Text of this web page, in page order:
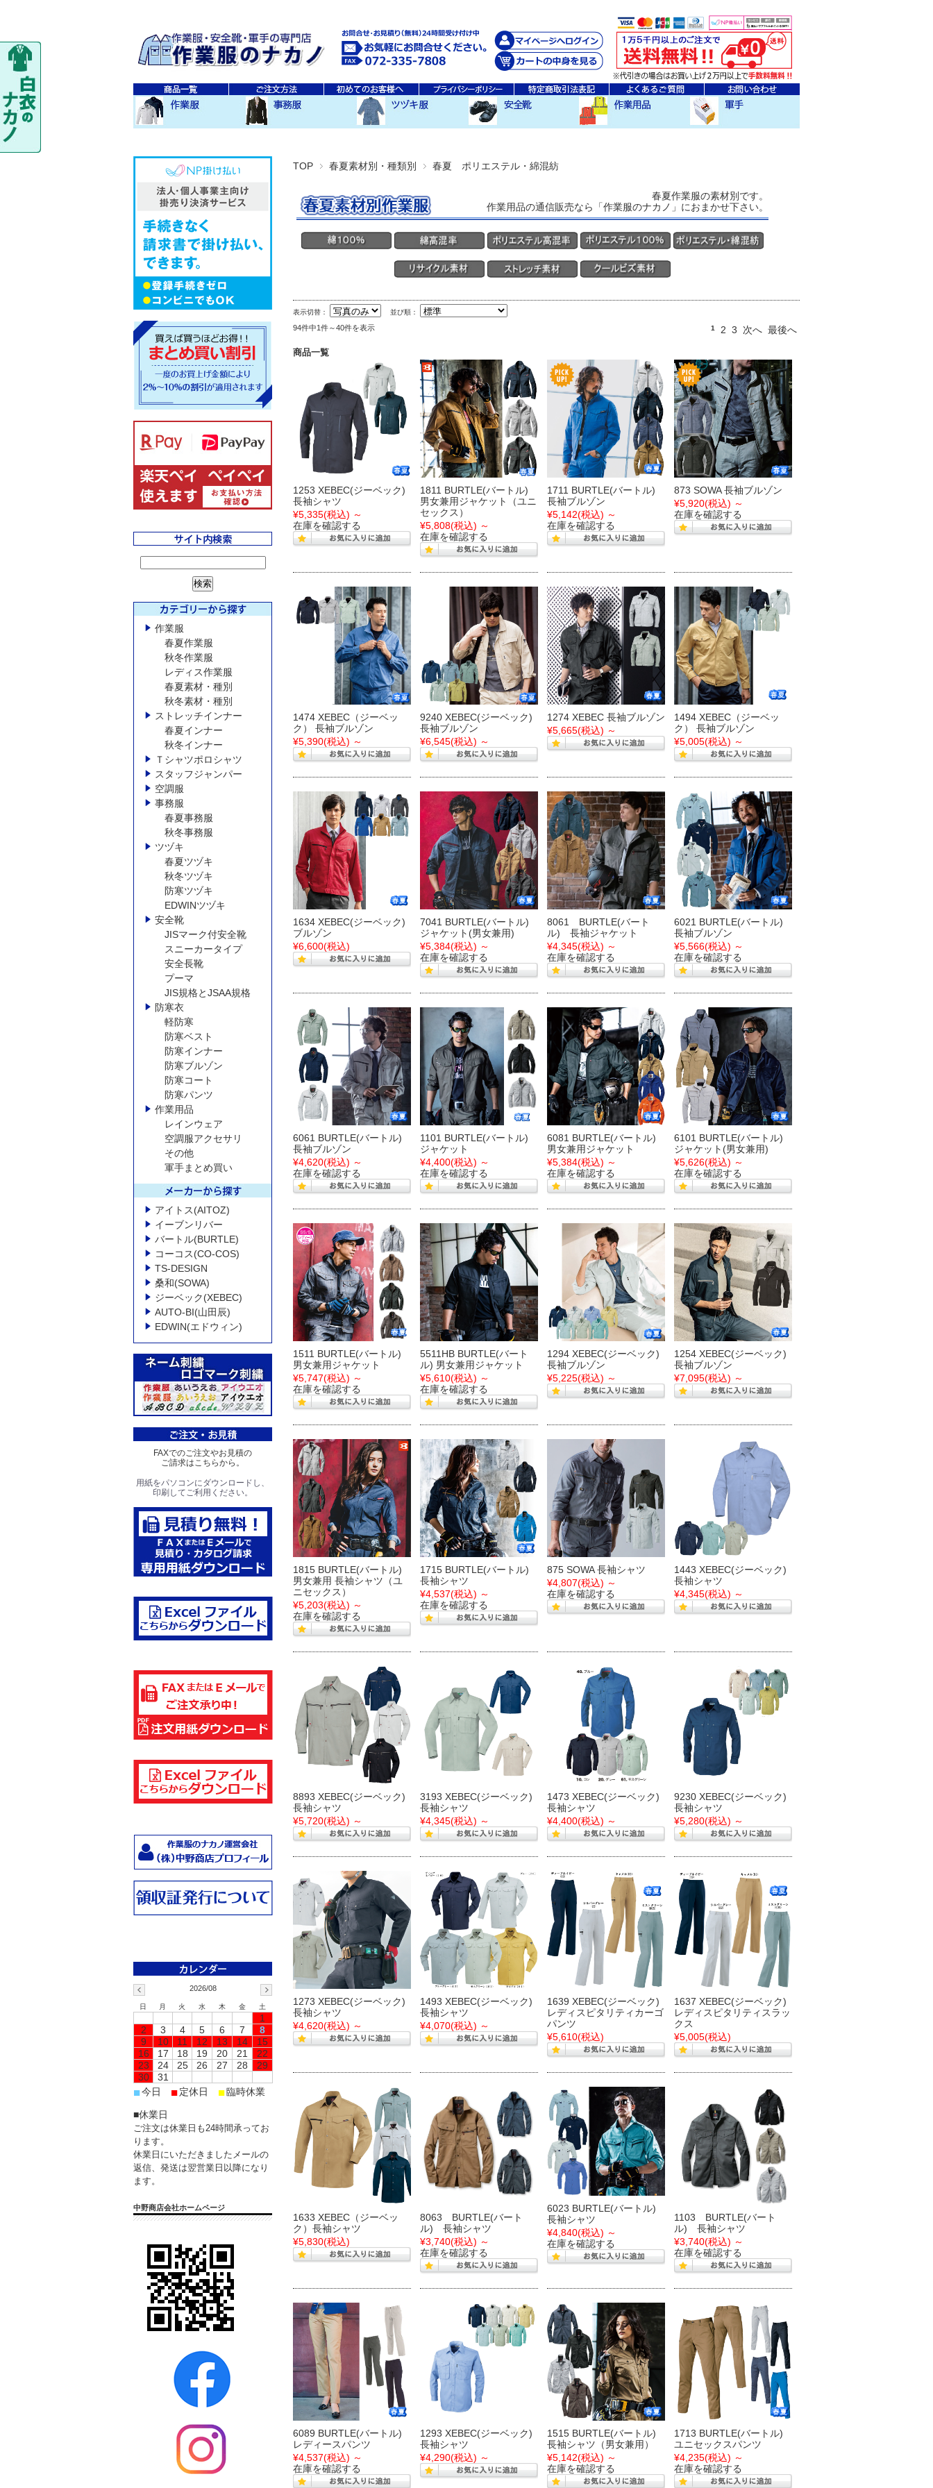
TOP 春夏素材別・種類別 春夏 ポリエステル・綿混紡
春夏作業服の素材別です。
作業用品の通信販売なら「作業服のナカノ」におまかせ下さい。
表示切替： 並び順：
94件中1件～40件を表示 1 2 3 次へ 最後へ
商品一覧
1253 XEBEC(ジーベック)
長袖シャツ
¥5,335(税込) ～
在庫を確認する
1811 BURTLE(バートル)
男女兼用ジャケット（ユニ
セックス）
¥5,808(税込) ～
在庫を確認する
1711 BURTLE(バートル)
長袖ブルゾン
¥5,142(税込) ～
在庫を確認する
873 SOWA 長袖ブルゾン
¥5,920(税込) ～
在庫を確認する
1474 XEBEC（ジーベッ
ク） 長袖ブルゾン
¥5,390(税込) ～
9240 XEBEC(ジーベック)
長袖ブルゾン
¥6,545(税込) ～
1274 XEBEC 長袖ブルゾン
¥5,665(税込) ～
1494 XEBEC（ジーベッ
ク） 長袖ブルゾン
¥5,005(税込) ～
1634 XEBEC(ジーベック)
ブルゾン
¥6,600(税込)
7041 BURTLE(バートル)
ジャケット(男女兼用)
¥5,384(税込) ～
在庫を確認する
8061 BURTLE(バート
ル) 長袖ジャケット
¥4,345(税込) ～
在庫を確認する
6021 BURTLE(バートル)
長袖ブルゾン
¥5,566(税込) ～
在庫を確認する
6061 BURTLE(バートル)
長袖ブルゾン
¥4,620(税込) ～
在庫を確認する
1101 BURTLE(バートル)
ジャケット
¥4,400(税込) ～
在庫を確認する
6081 BURTLE(バートル)
男女兼用ジャケット
¥5,384(税込) ～
在庫を確認する
6101 BURTLE(バートル)
ジャケット(男女兼用)
¥5,626(税込) ～
在庫を確認する
1511 BURTLE(バートル)
男女兼用ジャケット
¥5,747(税込) ～
在庫を確認する
5511HB BURTLE(バート
ル) 男女兼用ジャケット
¥5,610(税込) ～
在庫を確認する
1294 XEBEC(ジーベック)
長袖ブルゾン
¥5,225(税込) ～
1254 XEBEC(ジーベック)
長袖ブルゾン
¥7,095(税込) ～
1815 BURTLE(バートル)
男女兼用 長袖シャツ（ユ
ニセックス）
¥5,203(税込) ～
在庫を確認する
1715 BURTLE(バートル)
長袖シャツ
¥4,537(税込) ～
在庫を確認する
875 SOWA 長袖シャツ
¥4,807(税込) ～
在庫を確認する
1443 XEBEC(ジーベック)
長袖シャツ
¥4,345(税込) ～
8893 XEBEC(ジーベック)
長袖シャツ
¥5,720(税込) ～
3193 XEBEC(ジーベック)
長袖シャツ
¥4,345(税込) ～
1473 XEBEC(ジーベック)
長袖シャツ
¥4,400(税込) ～
9230 XEBEC(ジーベック)
長袖シャツ
¥5,280(税込) ～
1273 XEBEC(ジーベック)
長袖シャツ
¥4,620(税込) ～
1493 XEBEC(ジーベック)
長袖シャツ
¥4,070(税込) ～
1639 XEBEC(ジーベック)
レディスピタリティカーゴ
パンツ
¥5,610(税込)
1637 XEBEC(ジーベック)
レディスピタリティスラッ
クス
¥5,005(税込)
1633 XEBEC（ジーベッ
ク）長袖シャツ
¥5,830(税込)
8063 BURTLE(バート
ル) 長袖シャツ
¥3,740(税込) ～
在庫を確認する
6023 BURTLE(バートル)
長袖シャツ
¥4,840(税込) ～
在庫を確認する
1103 BURTLE(バート
ル) 長袖シャツ
¥3,740(税込) ～
在庫を確認する
6089 BURTLE(バートル)
レディースパンツ
¥4,537(税込) ～
在庫を確認する
1293 XEBEC(ジーベック)
長袖シャツ
¥4,290(税込) ～
1515 BURTLE(バートル)
長袖シャツ（男女兼用）
¥5,142(税込) ～
在庫を確認する
1713 BURTLE(バートル)
ユニセックスパンツ
¥4,235(税込) ～
在庫を確認する
作業服
春夏作業服
秋冬作業服
レディス作業服
春夏素材・種別
秋冬素材・種別
ストレッチインナー
春夏インナー
秋冬インナー
Ｔシャツポロシャツ
スタッフジャンパー
空調服
事務服
春夏事務服
秋冬事務服
ツヅキ
春夏ツヅキ
秋冬ツヅキ
防寒ツヅキ
EDWINツヅキ
安全靴
JISマーク付安全靴
スニーカータイプ
安全長靴
プーマ
JIS規格とJSAA規格
防寒衣
軽防寒
防寒ベスト
防寒インナー
防寒ブルゾン
防寒コート
防寒パンツ
作業用品
レインウェア
空調服アクセサリ
その他
軍手まとめ買い
アイトス(AITOZ)
イーブンリバー
バートル(BURTLE)
コーコス(CO-COS)
TS-DESIGN
桑和(SOWA)
ジーベック(XEBEC)
AUTO-BI(山田辰)
EDWIN(エドウィン)
FAXでのご注文やお見積の
ご請求はこちらから。
用紙をパソコンにダウンロードし、
印刷してご利用ください。
2026/08
日 月 火 水 木 金 土
1
2
3 4 5 6 7
8
9
10 11 12 13 14
15
16
17 18 19 20 21
22
23
24 25 26 27 28
29
30
31
■今日 ■定休日 ■臨時休業
■休業日
ご注文は休業日も24時間承ってお
ります。
休業日にいただきましたメールの
返信、発送は翌営業日以降になり
ます。
中野商店会社ホームページ